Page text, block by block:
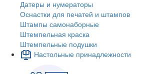
Датеры и нумераторы
Оснастки для печатей и штампов
Штампы самонаборные
Штемпельная краска
Штемпельные подушки
Настольные принадлежности